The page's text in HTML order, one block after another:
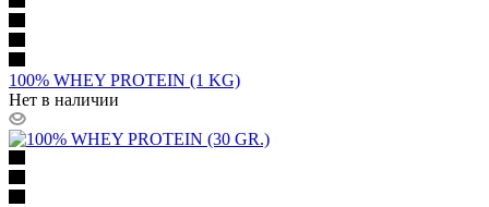
100% WHEY PROTEIN (1 KG)
Нет в наличии